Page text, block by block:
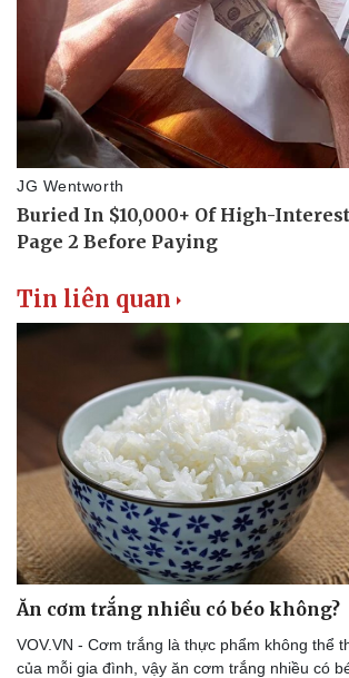
Văn hóa
Sân khấu - Điện ảnh
Văn học
Âm nhạc
Di sản
Giải trí
Nghệ sĩ
Thời trang
Sao Việt
Tin liên quan
Ăn cơm trắng nhiều có béo không?
VOV.VN - Cơm trắng là thực phẩm không thể
của mỗi gia đình, vậy ăn cơm trắng nhiều có